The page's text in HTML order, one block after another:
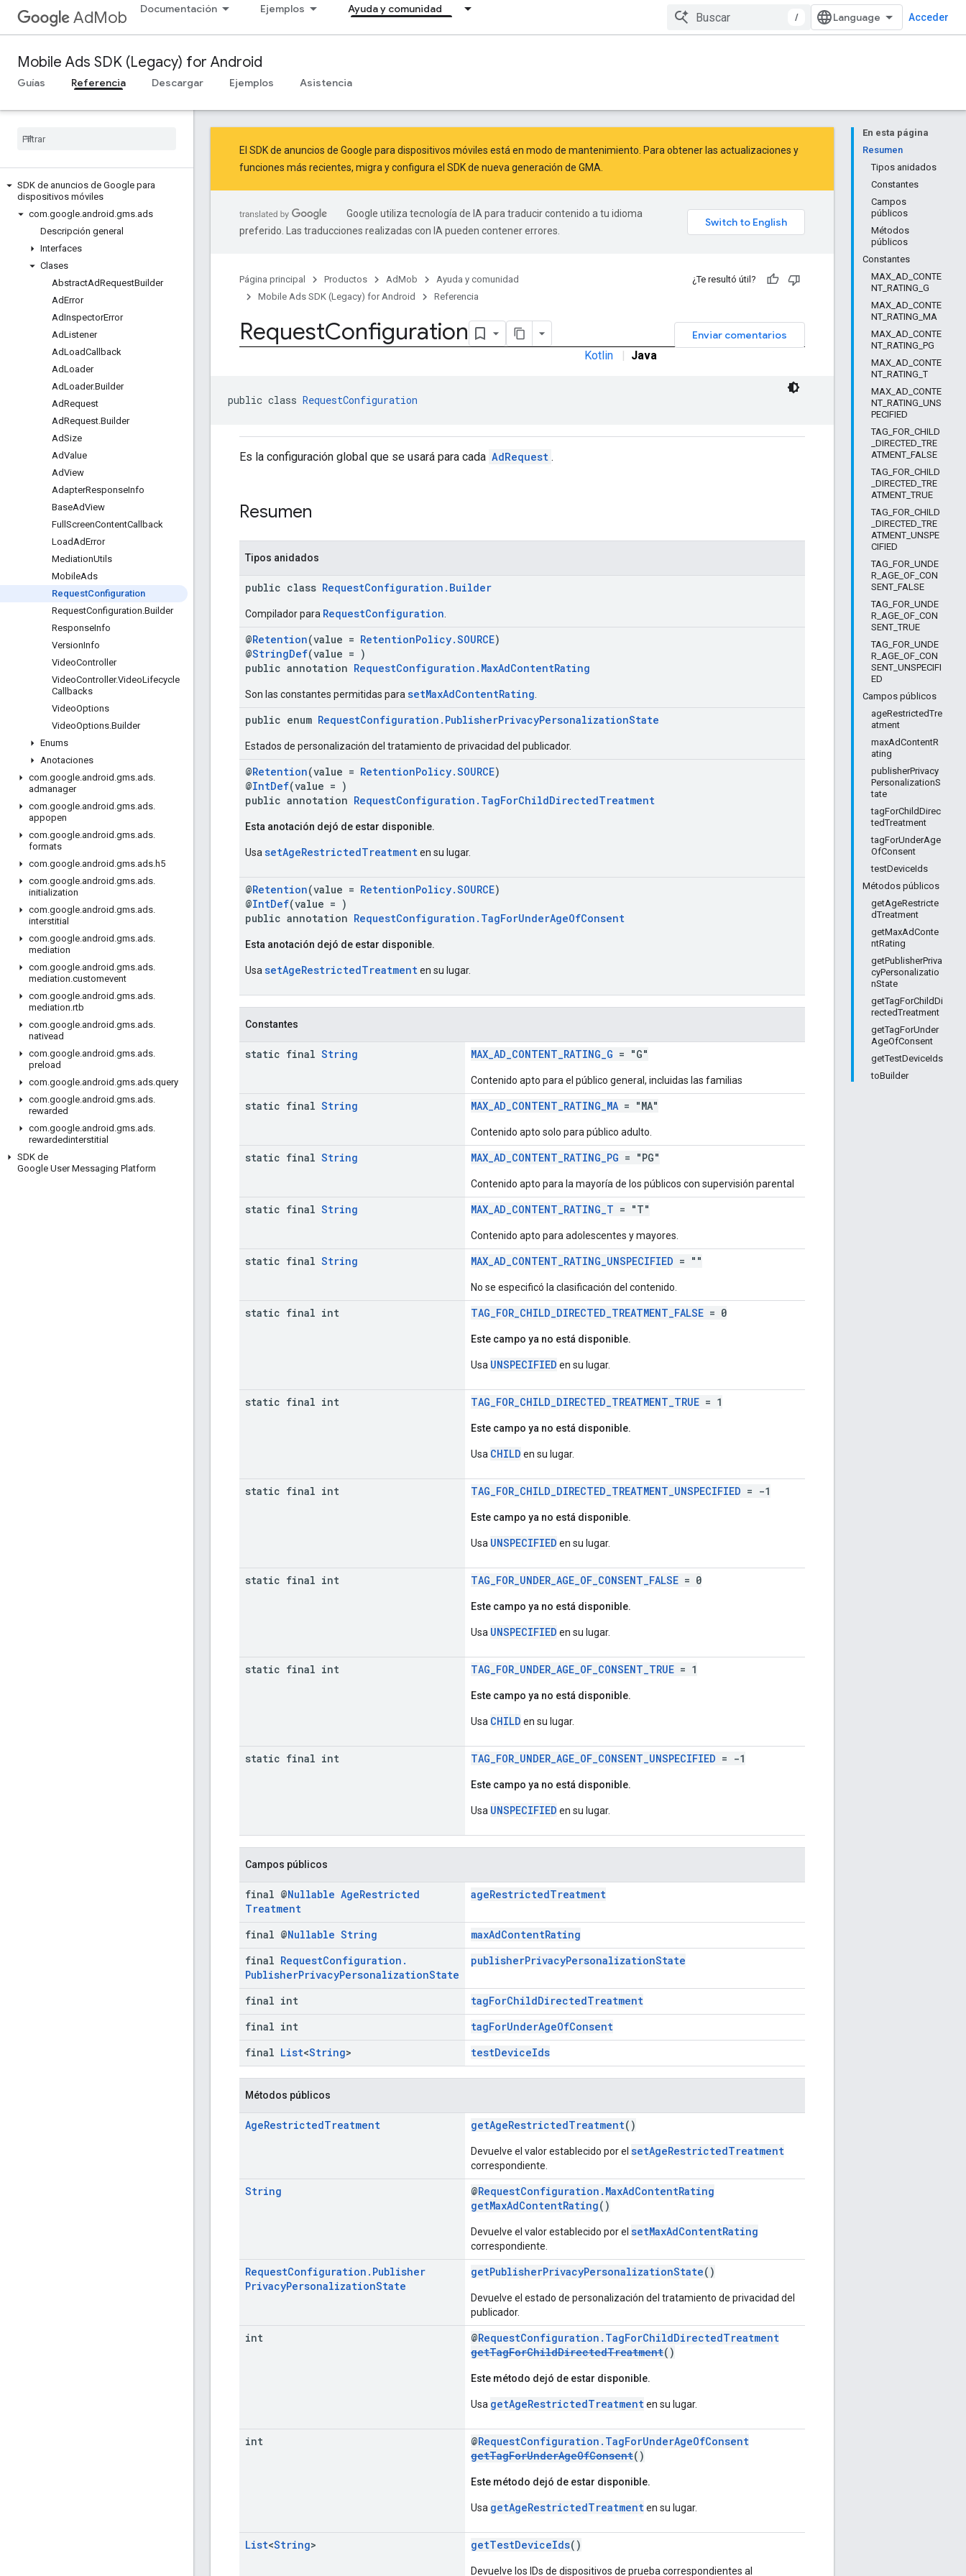
AdMob Documentación Ejemplos Ayuda y comunidad
/ Acceder
Mobile Ads SDK (Legacy) for Android
Guías Referencia Descargar Ejemplos Asistencia
SDK de anuncios de Google para
dispositivos móviles
com.google.android .gms.ads
Descripción general
Interfaces
Clases
AbstractAdRequestBuilder
AdError
AdInspectorError
AdListener
AdLoadCallback
AdLoader
AdLoader.Builder
AdRequest
AdRequest.Builder
AdSize
AdValue
AdView
AdapterResponseInfo
BaseAdView
Full ScreenContentCallback
LoadAdError
MediationUtils
MobileAds
RequestConfiguration
RequestConfiguration.Builder
ResponseInfo
VersionInfo
VideoController
VideoController.VideoLifecycle
Callbacks
VideoOptions
VideoOptions.Builder
Enums
Anotaciones
com.google.android .gms.ads.
admanager
com.google.android .gms.ads.
appopen
com.google.android .gms.ads.
formats
com.google.android .gms.ads.h5
com.google.android .gms.ads.
initialization
com.google.android .gms.ads.
interstitial
com.google.android .gms.ads.
mediation
com.google.android .gms.ads.
mediation.customevent
com.google.android .gms.ads.
mediation.rtb
com.google.android .gms.ads.
nativead
com.google.android .gms.ads.
preload
com.google.android .gms.ads.query
com.google.android .gms.ads.
rewarded
com.google.android .gms.ads.
rewardedinterstitial
SDK de
Google User Messaging Platform
En esta página
Resumen
Tipos anidados
Constantes
Campos
públicos
Métodos
públicos
Constantes
MAX_AD_CONTE
NT_RATING_G
MAX_AD_CONTE
NT_RATING_MA
MAX_AD_CONTE
NT_RATING_PG
MAX_AD_CONTE
NT_RATING_T
MAX_AD_CONTE
NT_RATING_UNS
PECIFIED
TAG_FOR_CHILD
_DIRECTED_TRE
ATMENT_FALSE
TAG_FOR_CHILD
_DIRECTED_TRE
ATMENT_TRUE
TAG_FOR_CHILD
_DIRECTED_TRE
ATMENT_UNSPE
CIFIED
TAG_FOR_UNDE
R_AGE_OF_CON
SENT_FALSE
TAG_FOR_UNDE
R_AGE_OF_CON
SENT_TRUE
TAG_FOR_UNDE
R_AGE_OF_CON
SENT_UNSPECIFI
ED
Campos públicos
ageRestrictedTre
atment
maxAdContentR
ating
publisherPrivacy
PersonalizationS
tate
tagForChildDirec
tedTreatment
tagForUnderAge
OfConsent
testDeviceIds
Métodos públicos
getAgeRestricte
dTreatment
getMaxAdConte
ntRating
getPublisherPriva
cyPersonalizatio
nState
getTagForChildDi
rectedTreatment
getTagForUnder
AgeOfConsent
getTestDeviceIds
toBuilder
El SDK de anuncios de Google para dispositivos móviles está en modo de mantenimiento. Para obtener las actualizaciones y
funciones más recientes, migra yconfigura el SDK de nueva generación de GMA
Google utiliza tecnología de IA para traducir contenido a tu idioma
preferido. Las traducciones realizadas con IA pueden contener errores.
Página principal Productos AdMob
Ayuda y comunidad
Mobile Ads SDK (Legacy) for Android
Referencia
¿Te resultó útil?
Enviar comentarios
RequestConfiguration
Kotlin | Java
public class RequestConfiguration
Es la configuración global que se usará para cada AdRequest .
Resumen
Tipos anidados
public class RequestConfiguration.Builder
Compilador para RequestConfiguration
@Retention(value = RetentionPolicy.SOURCE)
@StringDef(value = )
public annotation RequestConfiguration.MaxAdContentRating
Son las constantes permitidas para setMaxAdContentRating
public enum RequestConfiguration.PublisherPrivacyPersonalizationState
Estados de personalización del tratamiento de privacidad del publicador.
@Retention(value = RetentionPolicy.SOURCE)
@IntDef(value = )
public annotation RequestConfiguration.TagForChildDirectedTreatment
Esta anotación dejó de estar disponible.
Usa setAgeRestrictedTreatmenten su lugar.
@Retention(value = RetentionPolicy.SOURCE)
@IntDef(value = )
public annotation RequestConfiguration.TagForUnderAgeOfConsent
Esta anotación dejó de estar disponible.
Usa setAgeRestrictedTreatmenten su lugar.
Constantes
static final String MAX_AD_CONTENT_RATING_G = "G"
Contenido apto para el público general, incluidas las familias
static final String MAX_AD_CONTENT_RATING_MA = "MA"
Contenido apto solo para público adulto.
static final String MAX_AD_CONTENT_RATING_PG = "PG"
Contenido apto para la mayoría de los públicos con supervisión parental
static final String MAX_AD_CONTENT_RATING_T = "T"
Contenido apto para adolescentes y mayores.
static final String MAX_AD_CONTENT_RATING_UNSPECIFIED = ""
No se especificó la clasificación del contenido.
static final int TAG_FOR_CHILD_DIRECTED_TREATMENT_FALSE = 0
Este campo ya no está disponible.
Usa UNSPECIFIED en su lugar.
static final int TAG_FOR_CHILD_DIRECTED_TREATMENT_TRUE = 1
Este campo ya no está disponible.
Usa CHILD en su lugar.
static final int TAG_FOR_CHILD_DIRECTED_TREATMENT_UNSPECIFIED = -1
Este campo ya no está disponible.
Usa UNSPECIFIED en su lugar.
static final int TAG_FOR_UNDER_AGE_OF_CONSENT_FALSE = 0
Este campo ya no está disponible.
Usa UNSPECIFIED en su lugar.
static final int TAG_FOR_UNDER_AGE_OF_CONSENT_TRUE = 1
Este campo ya no está disponible.
Usa CHILD en su lugar.
static final int TAG_FOR_UNDER_AGE_OF_CONSENT_UNSPECIFIED = -1
Este campo ya no está disponible.
Usa UNSPECIFIED en su lugar.
Campos públicos
final @Nullable AgeRestricted
Treatment
ageRestrictedTreatment
final @Nullable String
maxAdContentRating
final RequestConfiguration .
PublisherPrivacyPersonalizationState
publisherPrivacyPersonalizationState
final int
tagForChildDirectedTreatment
final int
tagForUnderAgeOfConsent
final List<String> testDeviceIds
Métodos públicos
AgeRestrictedTreatment getAgeRestrictedTreatment()
Devuelve el valor establecido por el setAgeRestrictedTreatment
correspondiente.
String @RequestConfiguration.MaxAdContentRating
getMaxAdContentRating()
Devuelve el valor establecido por el setMaxAdContentRating
correspondiente.
RequestConfiguration . Publisher
PrivacyPersonalizationState
getPublisherPrivacyPersonalizationState()
Devuelve el estado de personalización del tratamiento de privacidad del
publicador.
int @RequestConfiguration.TagForChildDirectedTreatment
getTagForChildDirectedTreatment()
Este método dejó de estar disponible.
Usa getAgeRestrictedTreatmenten su lugar.
int @RequestConfiguration.TagForUnderAgeOfConsent
getTagForUnderAgeOfConsent()
Este método dejó de estar disponible.
Usa getAgeRestrictedTreatmenten su lugar.
List<String> getTestDeviceIds()
Devuelve los IDs de dispositivos de prueba correspondientes al